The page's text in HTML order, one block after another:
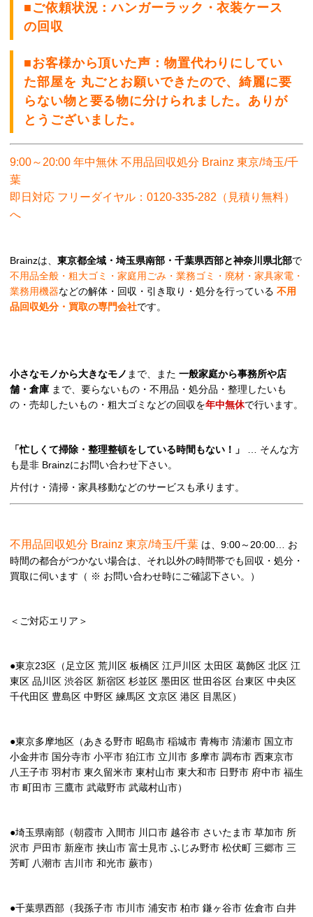
■ご依頼状況：ハンガーラック・衣装ケース
の回収
■お客様から頂いた声：物置代わりにしてい
た部屋を 丸ごとお願いできたので、綺麗に要
らない物と要る物に分けられました。ありが
とうございました。
9:00～20:00 年中無休 不用品回収処分 Brainz 東京/埼玉/千
葉
即日対応 フリーダイヤル：0120-335-282（見積り無料）
へ
Brainzは、 東京都全域・埼玉県南部・千葉県西部と神奈川県北部で
不用品全般・粗大ゴミ・家庭用ごみ・業務ゴミ・廃材・家具家電・
業務用機器などの解体・回収・引き取り・処分を行っている 不用
品回収処分・買取の専門会社です。
小さなモノから大きなモノ まで、また 一般家庭から事務所や店
舗・倉庫 まで、要らないもの・不用品・処分品・整理したいも
の・売却したいもの・粗大ゴミなどの回収を年中無休で行います。
「忙しくて掃除・整理整頓をしている時間もない！」
… そんな方
も是非 Brainzにお問い合わせ下さい。
片付け・清掃・家具移動などのサービスも承ります。
不用品回収処分 Brainz 東京/埼玉/千葉 は、9:00～20:00… お
時間の都合がつかない場合は、それ以外の時間帯でも回収・処分・
買取に伺います（ ※ お問い合わせ時にご確認下さい。）
＜ご対応エリア＞
●東京23区（足立区 荒川区 板橋区 江戸川区 太田区 葛飾区 北区 江
東区 品川区 渋谷区 新宿区 杉並区 墨田区 世田谷区 台東区 中央区
千代田区 豊島区 中野区 練馬区 文京区 港区 目黒区）
●東京多摩地区（あきる野市 昭島市 稲城市 青梅市 清瀬市 国立市
小金井市 国分寺市 小平市 狛江市 立川市 多摩市 調布市 西東京市
八王子市 羽村市 東久留米市 東村山市 東大和市 日野市 府中市 福生
市 町田市 三鷹市 武蔵野市 武蔵村山市）
●埼玉県南部（朝霞市 入間市 川口市 越谷市 さいたま市 草加市 所
沢市 戸田市 新座市 挟山市 富士見市 ふじみ野市 松伏町 三郷市 三
芳町 八潮市 吉川市 和光市 蕨市）
●千葉県西部（我孫子市 市川市 浦安市 柏市 鎌ヶ谷市 佐倉市 白井